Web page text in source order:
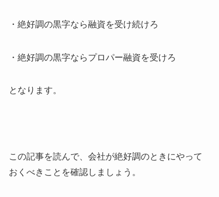
・絶好調の黒字なら融資を受け続けろ
・絶好調の黒字ならプロパー融資を受けろ
となります。
この記事を読んで、会社が絶好調のときにやって
おくべきことを確認しましょう。